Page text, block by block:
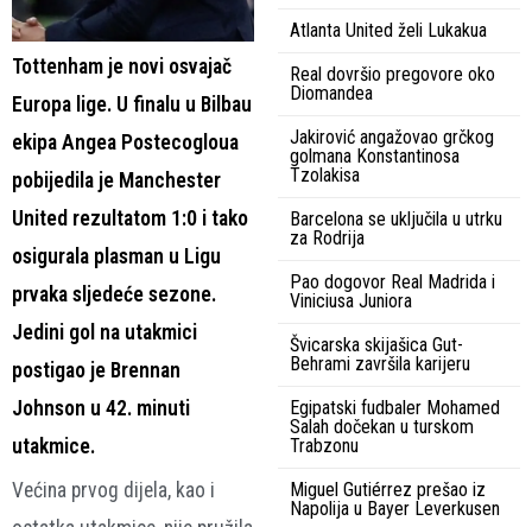
Tottenham je novi osvajač
Europa lige. U finalu u Bilbau
ekipa Angea Postecogloua
pobijedila je Manchester
United rezultatom 1:0 i tako
osigurala plasman u Ligu
prvaka sljedeće sezone.
Jedini gol na utakmici
postigao je Brennan
Johnson u 42. minuti
utakmice.
Većina prvog dijela, kao i
Atlanta United želi Lukakua
Real dovršio pregovore oko
Diomandea
Jakirović angažovao grčkog
golmana Konstantinosa
Tzolakisa
Barcelona se uključila u utrku
za Rodrija
Pao dogovor Real Madrida i
Viniciusa Juniora
Švicarska skijašica Gut-
Behrami završila karijeru
Egipatski fudbaler Mohamed
Salah dočekan u turskom
Trabzonu
Miguel Gutiérrez prešao iz
Napolija u Bayer Leverkusen